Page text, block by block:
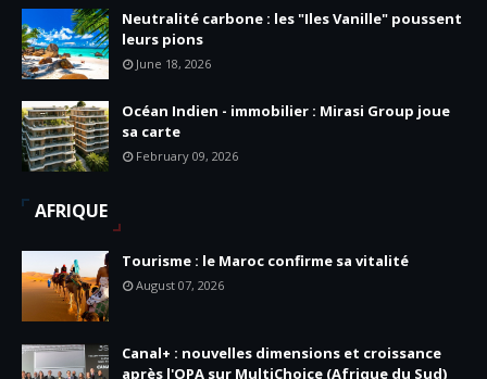
Neutralité carbone : les "Iles Vanille" poussent
leurs pions
June 18, 2026
Océan Indien - immobilier : Mirasi Group joue
sa carte
February 09, 2026
AFRIQUE
Tourisme : le Maroc confirme sa vitalité
August 07, 2026
Canal+ : nouvelles dimensions et croissance
après l'OPA sur MultiChoice (Afrique du Sud)